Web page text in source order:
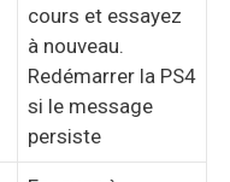
cours et essayez
à nouveau.
Redémarrer la PS4
si le message
persiste